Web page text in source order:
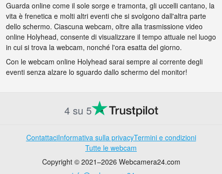
Guarda online come il sole sorge e tramonta, gli uccelli cantano, la
vita è frenetica e molti altri eventi che si svolgono dall'altra parte
dello schermo. Ciascuna webcam, oltre alla trasmissione video
online Holyhead, consente di visualizzare il tempo attuale nel luogo
in cui si trova la webcam, nonché l'ora esatta del giorno.
Con le webcam online Holyhead sarai sempre al corrente degli
eventi senza alzare lo sguardo dallo schermo del monitor!
4 su 5
ContattaciInformativa sulla privacyTermini e condizioni
Tutte le webcam
Copyright © 2021–2026 Webcamera24.com